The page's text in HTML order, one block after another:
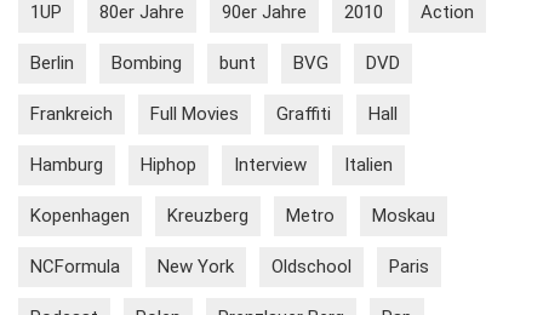
1UP 80er Jahre 90er Jahre 2010 Action
Berlin Bombing bunt BVG DVD
Frankreich Full Movies Graffiti Hall
Hamburg Hiphop Interview Italien
Kopenhagen Kreuzberg Metro Moskau
NCFormula New York Oldschool Paris